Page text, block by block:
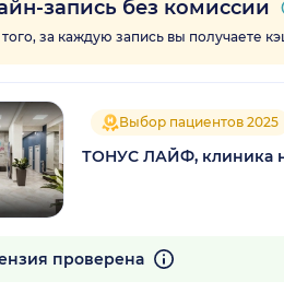
запись без комиссии
за каждую запись вы получаете
Выбор пациентов 2025
ТОНУС ЛАЙФ, клиника
проверена